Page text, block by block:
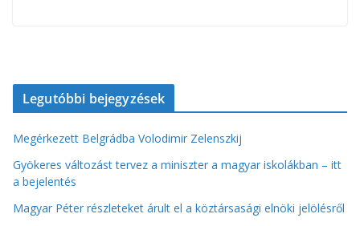
Legutóbbi bejegyzések
Megérkezett Belgrádba Volodimir Zelenszkij
Gyökeres változást tervez a miniszter a magyar iskolákban – itt
a bejelentés
Magyar Péter részleteket árult el a köztársasági elnöki jelölésről